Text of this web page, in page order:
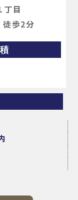
丁目
徒歩2分